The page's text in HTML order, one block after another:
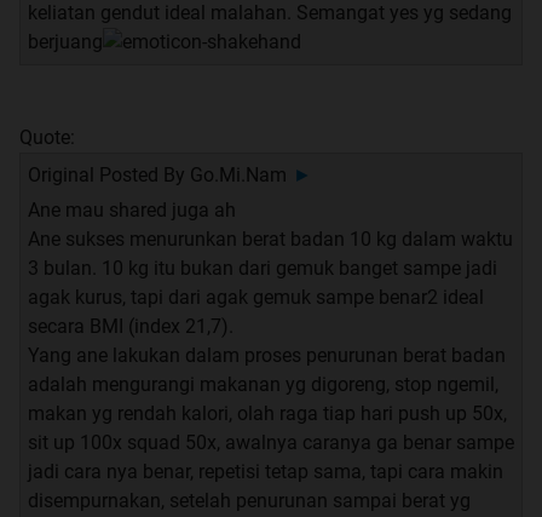
keliatan gendut ideal malahan. Semangat yes yg sedang
berjuang
Quote:
Original Posted By Go.Mi.Nam ►
Ane mau shared juga ah
Ane sukses menurunkan berat badan 10 kg dalam waktu
3 bulan. 10 kg itu bukan dari gemuk banget sampe jadi
agak kurus, tapi dari agak gemuk sampe benar2 ideal
secara BMI (index 21,7).
Yang ane lakukan dalam proses penurunan berat badan
adalah mengurangi makanan yg digoreng, stop ngemil,
makan yg rendah kalori, olah raga tiap hari push up 50x,
sit up 100x squad 50x, awalnya caranya ga benar sampe
jadi cara nya benar, repetisi tetap sama, tapi cara makin
disempurnakan, setelah penurunan sampai berat yg